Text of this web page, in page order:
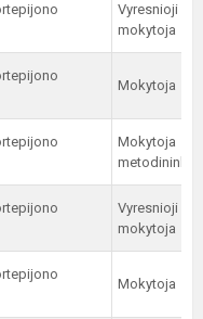
Vyresnioji
mokytoja
Mokytoja
Mokytoja
metodininkė
Vyresnioji
mokytoja
Mokytoja